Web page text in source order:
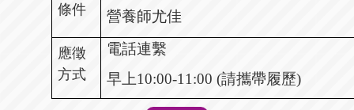
條件
營養師尤佳
應徵
方式
電話連繫
早上10:00-11:00 (請攜帶履歷)